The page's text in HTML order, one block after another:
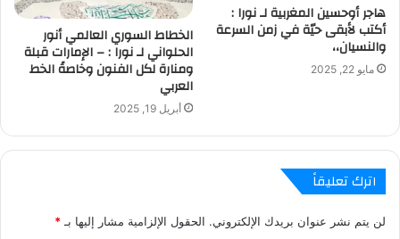
هاجر أوحسين المغربية لـ نورا :
أكتب لأبقى حيّة في زمن السرعة
والنسيان،،
مايو 22, 2025
الخطاط السوري العالمي أنور
الحلواني لـ نورا : – الإمارات قبلة
ومنارة لكل الفنون وخاصةً الخط
العربي
أبريل 19, 2025
اترك تعليقاً
لن يتم نشر عنوان بريدك الإلكتروني. الحقول الإلزامية مشار إليها بـ *